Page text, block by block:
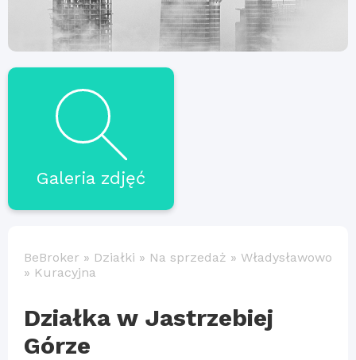
Galeria zdjęć
BeBroker » Działki » Na sprzedaż » Władysławowo
» Kuracyjna
Działka w Jastrzebiej
Górze